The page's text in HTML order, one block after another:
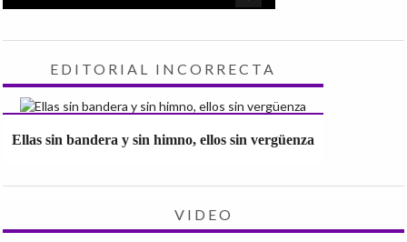
EDITORIAL INCORRECTA
Ellas sin bandera y sin himno, ellos sin vergüenza
VIDEO